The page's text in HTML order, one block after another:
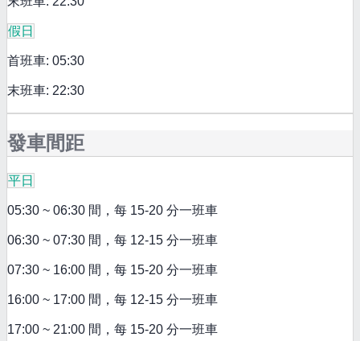
假日
首班車: 05:30
末班車: 22:30
發車間距
平日
05:30 ~ 06:30 間，每 15-20 分一班車
06:30 ~ 07:30 間，每 12-15 分一班車
07:30 ~ 16:00 間，每 15-20 分一班車
16:00 ~ 17:00 間，每 12-15 分一班車
17:00 ~ 21:00 間，每 15-20 分一班車